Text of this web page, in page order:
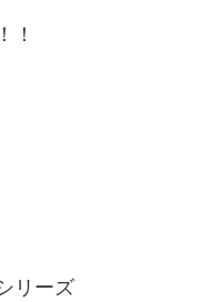
！
リーズ